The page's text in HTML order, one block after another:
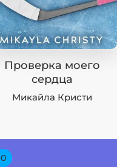
Проверка моего
сердца
Микайла Кристи
0